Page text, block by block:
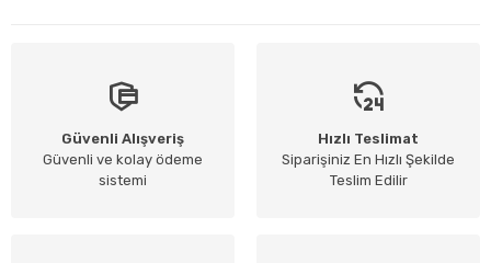
Güvenli Alışveriş
Güvenli ve kolay ödeme
sistemi
Hızlı Teslimat
Siparişiniz En Hızlı Şekilde
Teslim Edilir